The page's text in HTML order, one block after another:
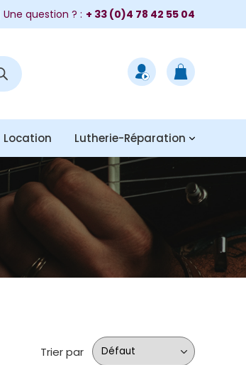
Une question ? : + 33 (0)4 78 42 55 04
Location Lutherie-Réparation
Trier par